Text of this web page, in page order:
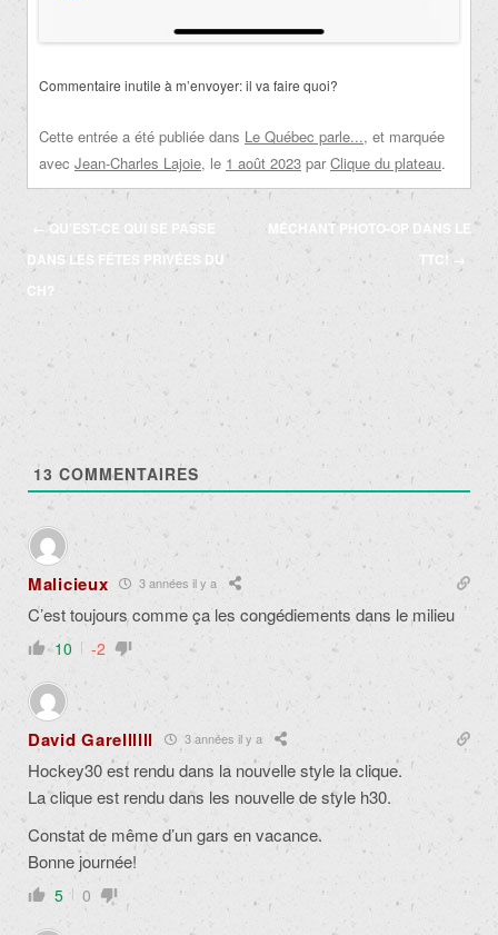
Commentaire inutile à m’envoyer: il va faire quoi?
Cette entrée a été publiée dans Le Québec parle..., et marquée
avec Jean-Charles Lajoie, le 1 août 2023 par Clique du plateau.
Navigation
des
articles
← QU’EST-CE QUI SE PASSE
DANS LES FÊTES PRIVÉES DU
CH?
MÉCHANT PHOTO-OP DANS LE
TTC!→
13 COMMENTAIRES
Malicieux 3 années il y a
C’est toujours comme ça les congédiements dans le milieu
10 -2
David Garellllll 3 années il y a
Hockey30 est rendu dans la nouvelle style la clique.
La clique est rendu dans les nouvelle de style h30.
Constat de même d’un gars en vacance.
Bonne journée!
5 0